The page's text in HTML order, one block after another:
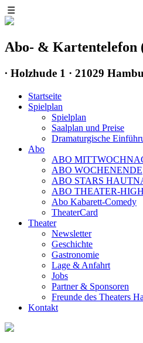
☰
Abo- & Kartentelefon
∙ Holzhude 1 · 21029
Startseite
Spielplan
Spielplan
Saalplan und Preise
Dramaturgische
Abo
ABO
ABO WOCHENENDE
ABO STARS
ABO THEATER-
Abo Kabarett-Comedy
TheaterCard
Theater
Newsletter
Geschichte
Gastronomie
Lage & Anfahrt
Jobs
Partner & Sponsoren
Freunde des Theaters
Kontakt